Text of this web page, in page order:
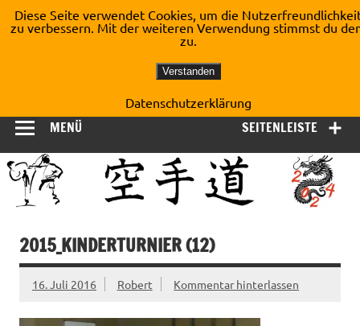
Inhalt
springen
Shotokan Karate Dojo
Kirchberg e.V.
SEITENLEISTE
MENÜ
2015_KINDERTURNIER (12)
16. Juli 2016 Robert Kommentar hinterlassen
Diese Seite verwendet Cookies, um die
zu verbessern. Mit der weiteren Verwendung stimmst du
zu.
Verstanden
Datenschutzerklärung